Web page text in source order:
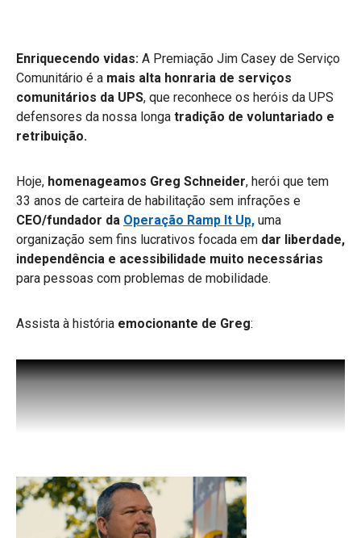
Enriquecendo vidas: A Premiação Jim Casey de Serviço
Comunitário é a mais alta honraria de serviços
comunitários da UPS, que reconhece os heróis da UPS
defensores da nossa longa tradição de voluntariado e
retribuição.
Hoje, homenageamos Greg Schneider, herói que tem
33 anos de carteira de habilitação sem infrações e
CEO/fundador da Operação Ramp It Up, uma
organização sem fins lucrativos focada em dar liberdade,
independência e acessibilidade muito necessárias
para pessoas com problemas de mobilidade.
Assista à história emocionante de Greg: